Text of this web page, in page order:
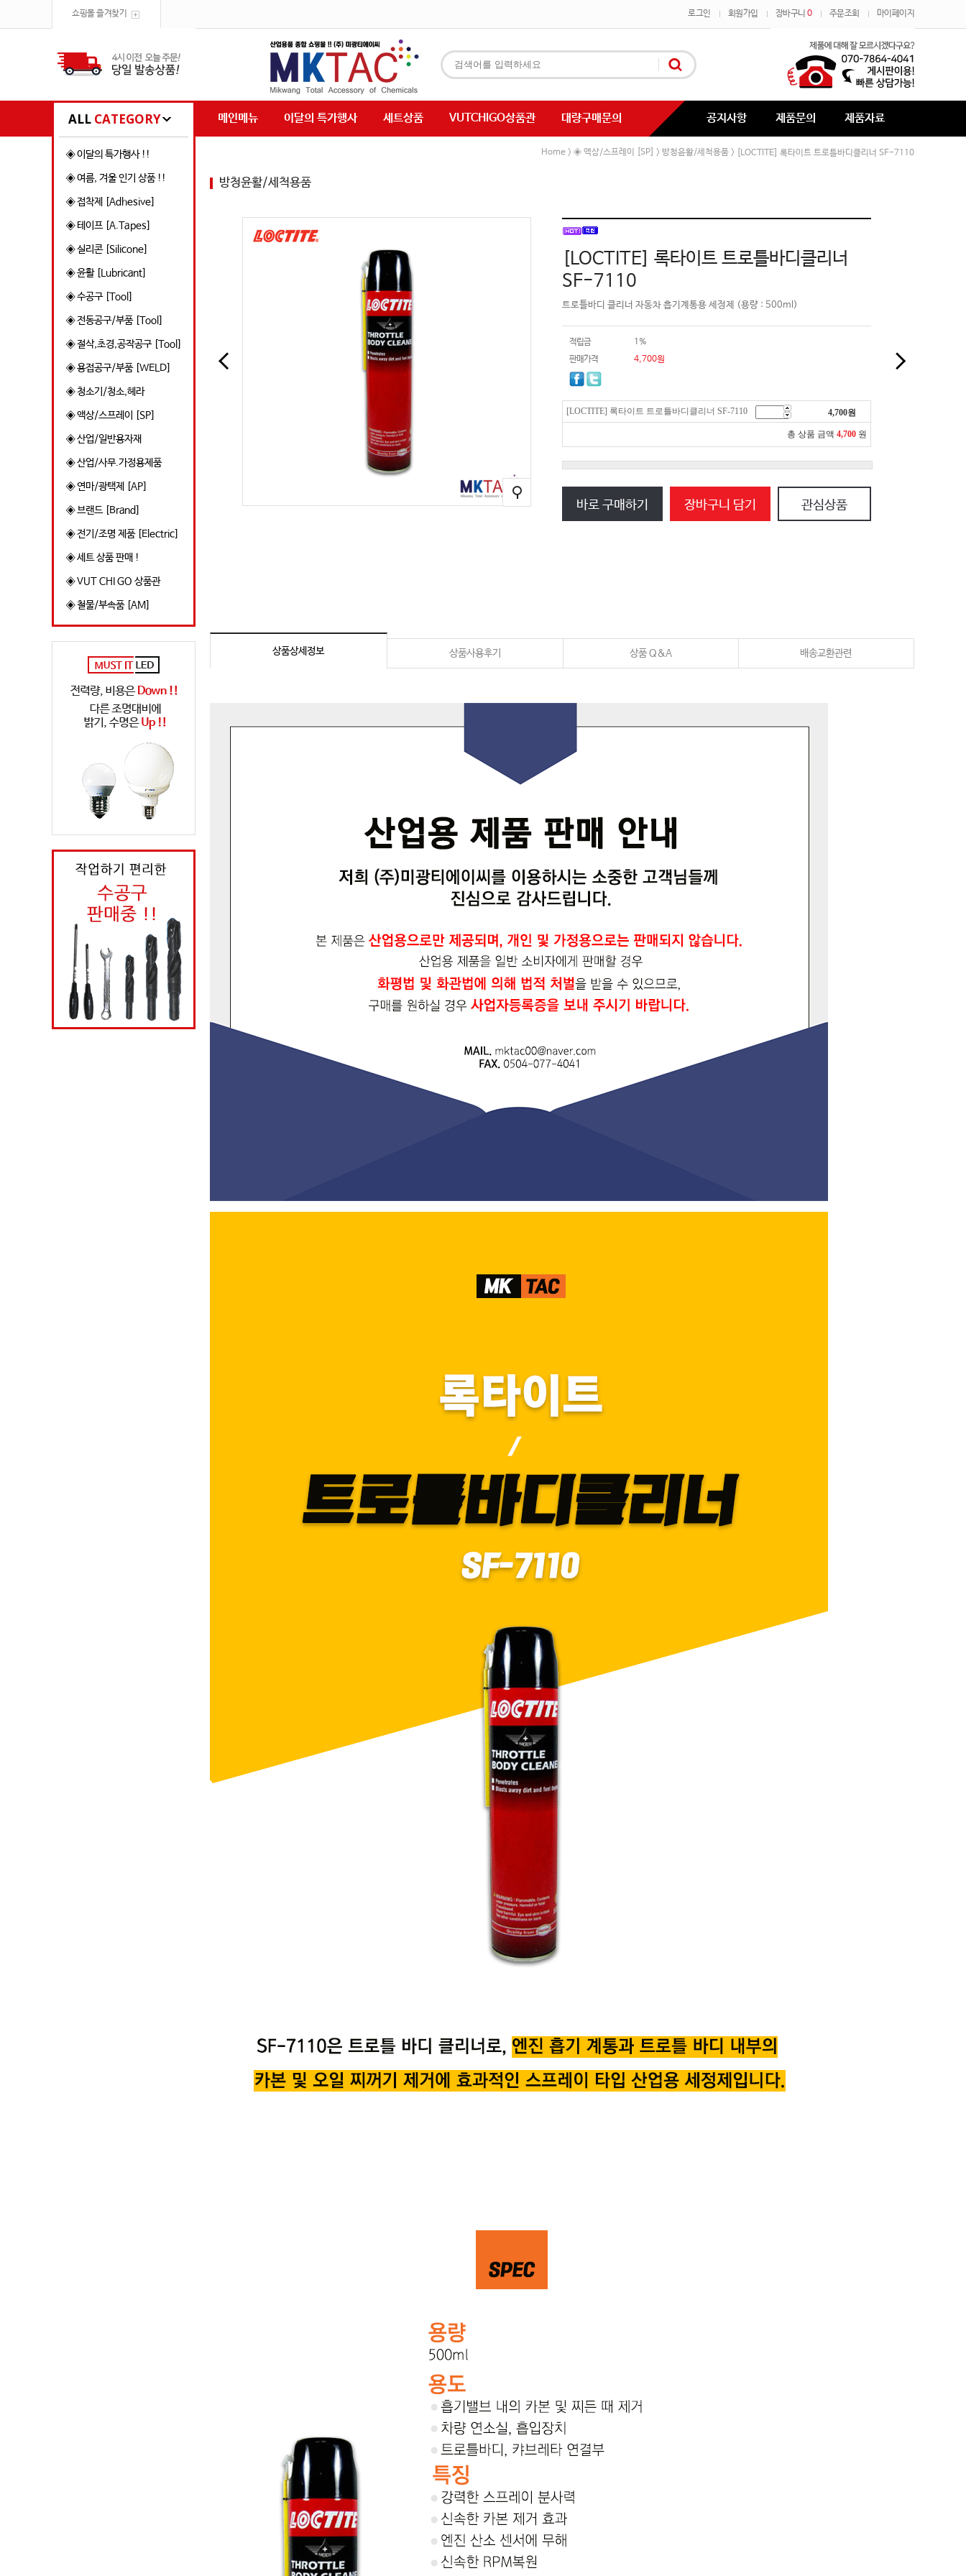
쇼핑몰 즐겨찾기 로그인 회원가입 장바구니 0 주문조회 마이페이지
ALL CATEGORY 메인메뉴 이달의 특가행사 세트상품 VUTCHIGO상품관 대량구매문의 공지사항 제품문의 제품자료
◈ 이달의 특가행사 !!
◈ 여름, 겨울 인기 상품 !!
◈ 접착제 [Adhesive]
◈ 테이프 [A.Tapes]
◈ 실리콘 [Silicone]
◈ 윤활 [Lubricant]
◈ 수공구 [Tool]
◈ 전동공구/부품 [Tool]
◈ 절삭,초경,공작공구 [Tool]
◈ 용접공구/부품 [WELD]
◈ 청소기/청소,헤라
◈ 액상/스프레이 [SP]
◈ 산업/일반용자재
◈ 산업/사무.가정용제품
◈ 연마/광택제 [AP]
◈ 브랜드 [Brand]
◈ 전기/조명 제품 [Electric]
◈ 세트 상품 판매 !
◈ VUT CHI GO 상품관
◈ 철물/부속품 [AM]
Home > ◈ 액상/스프레이 [SP] > 방청윤활/세척용품 > [LOCTITE] 록타이트 트로틀바디클리너 SF-7110
방청윤활/세척용품
[LOCTITE] 록타이트 트로틀바디클리너
SF-7110
트로틀바디 클리너 자동차 흡기계통용 세정제 (용량 : 500ml)
적립금
1%
판매가격
4,700원
[LOCTITE] 록타이트 트로틀바디클리너 SF-7110 4,700원
총 상품 금액 4,700 원
바로 구매하기 장바구니 담기 관심상품
상품상세정보 상품사용후기 상품 Q&A 배송교환관련